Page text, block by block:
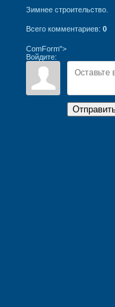
Зимнее строительство.
Всего комментариев: 0
ComForm">
Войдите: